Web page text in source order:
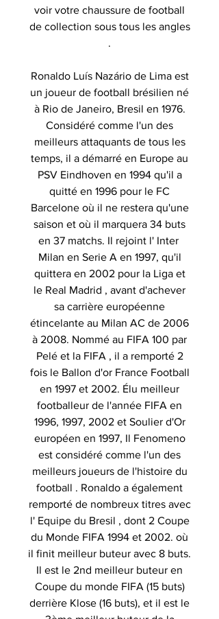
voir votre chaussure de football
de collection sous tous les angles
.
Ronaldo Luís Nazário de Lima est
un joueur de football brésilien né
à Rio de Janeiro, Bresil en 1976.
Considéré comme l'un des
meilleurs attaquants de tous les
temps, il a démarré en Europe au
PSV Eindhoven en 1994 qu'il a
quitté en 1996 pour le FC
Barcelone où il ne restera qu'une
saison et où il marquera 34 buts
en 37 matchs. Il rejoint l' Inter
Milan en Serie A en 1997, qu'il
quittera en 2002 pour la Liga et
le Real Madrid , avant d'achever
sa carrière européenne
étincelante au Milan AC de 2006
à 2008. Nommé au FIFA 100 par
Pelé et la FIFA , il a remporté 2
fois le Ballon d'or France Football
en 1997 et 2002. Élu meilleur
footballeur de l'année FIFA en
1996, 1997, 2002 et Soulier d'Or
européen en 1997, Il Fenomeno
est considéré comme l'un des
meilleurs joueurs de l'histoire du
football . Ronaldo a également
remporté de nombreux titres avec
l' Equipe du Bresil , dont 2 Coupe
du Monde FIFA 1994 et 2002. où
il finit meilleur buteur avec 8 buts.
Il est le 2nd meilleur buteur en
Coupe du monde FIFA (15 buts)
derrière Klose (16 buts), et il est le